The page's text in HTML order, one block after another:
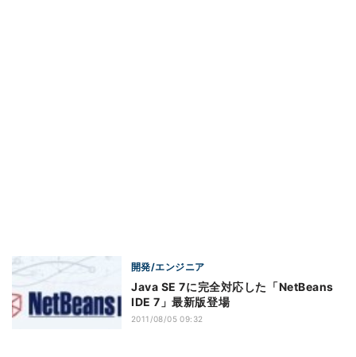
開発/エンジニア
Java SE 7に完全対応した「NetBeans
IDE 7」最新版登場
2011/08/05 09:32